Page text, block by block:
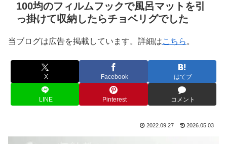
100均のフィルムフックで風呂マットを引
っ掛けて収納したらチョベリグでした
当ブログは広告を掲載しています。詳細はこちら 。
X Facebook はてブ
LINE Pinterest コメント
2022.09.27 2026.05.03